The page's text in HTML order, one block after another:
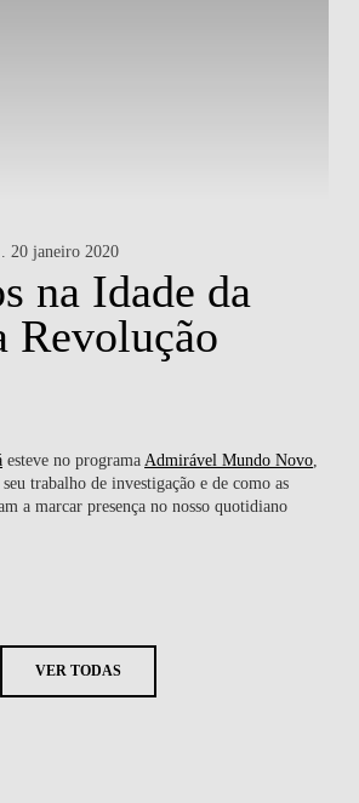
. 20 janeiro 2020
na Idade da
Revolução
esteve no programa Admirável Mundo Novo
trabalho de investigação e de como as
a marcar presença no nosso quotidiano
VER TODAS